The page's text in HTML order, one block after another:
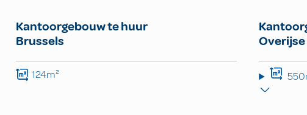
Kantoorgebouw te huur
Brussels
124m²
Overijse